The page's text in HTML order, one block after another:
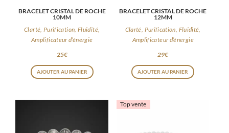
BRACELET CRISTAL DE ROCHE
10MM
Clarté, Purification, Fluidité,
Amplificateur d’énergie
25€
AJOUTER AU PANIER
BRACELET CRISTAL DE ROCHE
12MM
Clarté, Purification, Fluidité,
Amplificateur d’énergie
29€
AJOUTER AU PANIER
Top vente